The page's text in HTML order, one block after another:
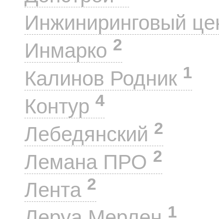
Инжиниринговый
Инмарко 2
Калинов Родник 1
Контур 4
Лебедянский 2
Лемана ПРО 2
Лента 2
1